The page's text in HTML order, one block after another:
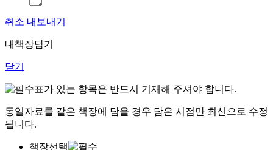
취소 내보내기
내책장담기
닫기
표가 있는 항목은 반드시 기재해 주셔야 합니다.
동일자료를 같은 책장에 담을 경우 담은 시점만 최신으로 수정
됩니다.
책장선택